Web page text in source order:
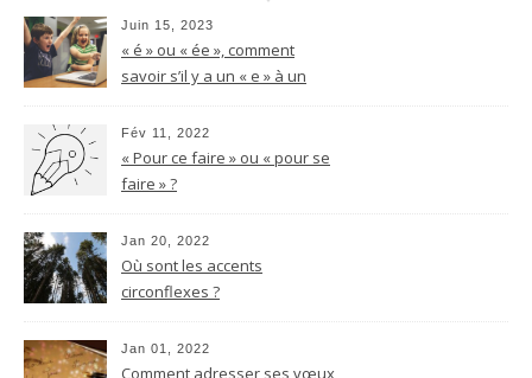
Juin 15, 2023
« é » ou « ée », comment
savoir s’il y a un « e » à un
son -é ?
Fév 11, 2022
« Pour ce faire » ou « pour se
faire » ?
Jan 20, 2022
Où sont les accents
circonflexes ?
Jan 01, 2022
Comment adresser ses vœux